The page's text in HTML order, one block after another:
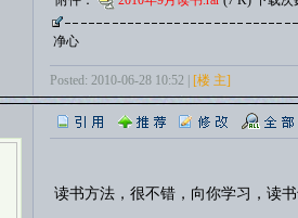
净心
Posted: 2010-06-28 10:52 | [楼 主]
读书方法，很不错，向你学习，读